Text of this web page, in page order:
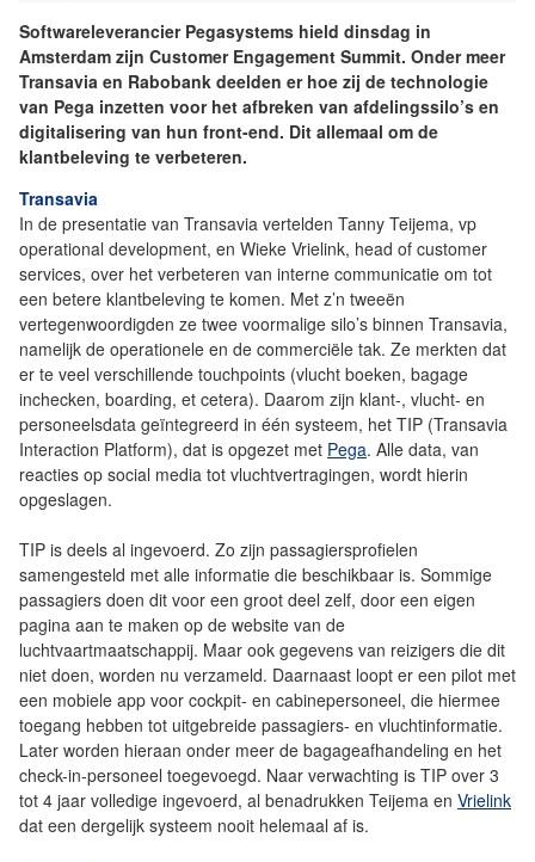
Softwareleverancier Pegasystems hield dinsdag in
Amsterdam zijn Customer Engagement Summit. Onder meer
Transavia en Rabobank deelden er hoe zij de technologie
van Pega inzetten voor het afbreken van afdelingssilo’s en
digitalisering van hun front-end. Dit allemaal om de
klantbeleving te verbeteren.
Transavia
In de presentatie van Transavia vertelden Tanny Teijema, vp
operational development, en Wieke Vrielink, head of customer
services, over het verbeteren van interne communicatie om tot
een betere klantbeleving te komen. Met z’n tweeën
vertegenwoordigden ze twee voormalige silo’s binnen Transavia,
namelijk de operationele en de commerciële tak. Ze merkten dat
er te veel verschillende touchpoints (vlucht boeken, bagage
inchecken, boarding, et cetera). Daarom zijn klant-, vlucht- en
personeelsdata geïntegreerd in één systeem, het TIP (Transavia
Interaction Platform), dat is opgezet met Pega. Alle data, van
reacties op social media tot vluchtvertragingen, wordt hierin
opgeslagen.
TIP is deels al ingevoerd. Zo zijn passagiersprofielen
samengesteld met alle informatie die beschikbaar is. Sommige
passagiers doen dit voor een groot deel zelf, door een eigen
pagina aan te maken op de website van de
luchtvaartmaatschappij. Maar ook gegevens van reizigers die dit
niet doen, worden nu verzameld. Daarnaast loopt er een pilot met
een mobiele app voor cockpit- en cabinepersoneel, die hiermee
toegang hebben tot uitgebreide passagiers- en vluchtinformatie.
Later worden hieraan onder meer de bagageafhandeling en het
check-in-personeel toegevoegd. Naar verwachting is TIP over 3
tot 4 jaar volledige ingevoerd, al benadrukken Teijema en Vrielink
dat een dergelijk systeem nooit helemaal af is.